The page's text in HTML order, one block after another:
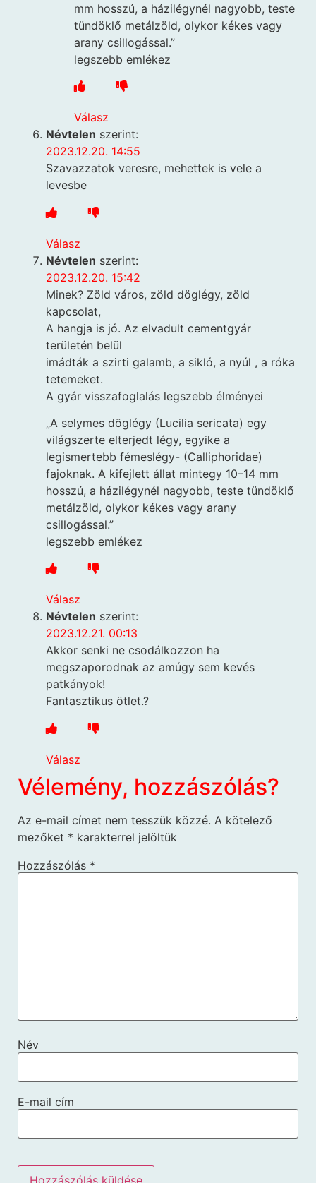
mm hosszú, a házilégynél nagyobb, teste
tündöklő metálzöld, olykor kékes vagy
arany csillogással.”
legszebb emlékez
Válasz
Névtelen szerint:
2023.12.20. 14:55
Szavazzatok veresre, mehettek is vele a
levesbe
Válasz
Névtelen szerint:
2023.12.20. 15:42
Minek? Zöld város, zöld döglégy, zöld
kapcsolat,
A hangja is jó. Az elvadult cementgyár
területén belül
imádták a szirti galamb, a sikló, a nyúl , a róka
tetemeket.
A gyár visszafoglalás legszebb élményei
„A selymes döglégy (Lucilia sericata) egy
világszerte elterjedt légy, egyike a
legismertebb fémeslégy- (Calliphoridae)
fajoknak. A kifejlett állat mintegy 10–14 mm
hosszú, a házilégynél nagyobb, teste tündöklő
metálzöld, olykor kékes vagy arany
csillogással.”
legszebb emlékez
Válasz
Névtelen szerint:
2023.12.21. 00:13
Akkor senki ne csodálkozzon ha
megszaporodnak az amúgy sem kevés
patkányok!
Fantasztikus ötlet.?
Válasz
Vélemény, hozzászólás?
Az e-mail címet nem tesszük közzé. A kötelező
mezőket * karakterrel jelöltük
Hozzászólás *
Név
E-mail cím